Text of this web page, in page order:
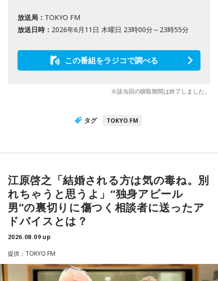
放送局： TOKYO FM
放送日時： 2026年6月11日 木曜日 23時00分～23時55分
この番組をラジコで調べる
※該当回の聴取期間は終了しました。
タグ TOKYO FM
江原啓之「結婚される方は気の毒ね。別
れちゃうと思うよ」“独身アピール
男”の裏切りに傷つく相談者に送ったア
ドバイスとは？
2026.08.09 up
提供：TOKYO FM